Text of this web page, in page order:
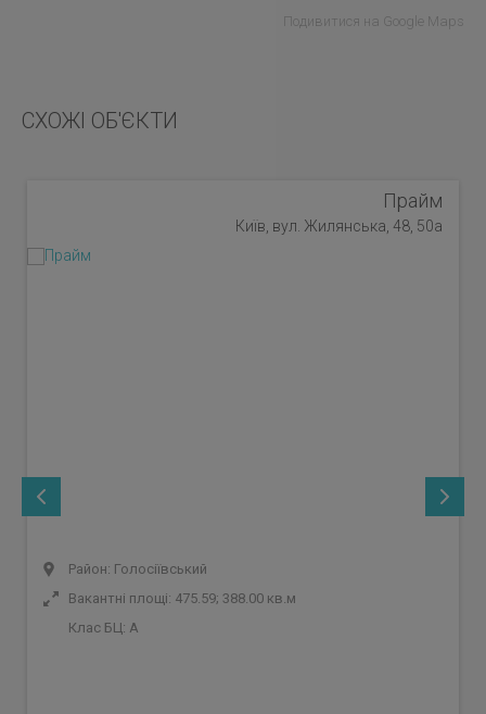
Подивитися на Google Maps
СХОЖІ ОБ'ЄКТИ
Прайм
Київ, вул. Жилянська, 48, 50а
Район: Голосіївський
Вакантні площі: 475.59; 388.00 кв.м
Клас БЦ: A